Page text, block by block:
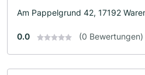
Am Pappelgrund 42, 17192
0.0 (0 Bewertungen)